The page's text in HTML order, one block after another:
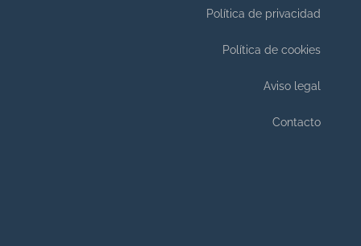
Política de privacidad
Política de cookies
Aviso legal
Contacto